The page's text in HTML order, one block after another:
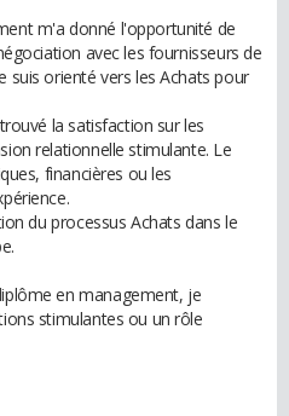
m'a donné l'opportunité de
avec les fournisseurs de
suis orienté vers les Achats pour
la satisfaction sur les
relationnelle stimulante. Le
financières ou les
du processus Achats dans le
en management, je
stimulantes ou un rôle